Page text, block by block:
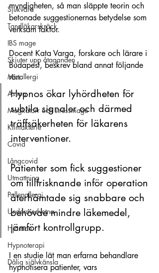
Sjukvård
Tandläkarskräck
IBS mage
Skjuter upp åtaganden
Matallergi
Astma
Magkatarr och stressmage
Klimakterie
Covid
Långcovid
Utmattning
Pollenallergi
Undermedvetna
Hjärnan
Hypnoterapi
Dålig självkänsla
myndigheten, så man släppte teorin och
betonade suggestionernas betydelse som
verksam faktor.
Docent Kata Varga, forskare och lärare i
Budapest, beskrev bland annat följande
rön:
Hypnos ökar lyhördheten för
subtila signaler och därmed
träffsäkerheten för läkarens
interventioner.
Patienter som fick suggestioner
om tillfrisknande inför operation
återhämtade sig snabbare och
behövde mindre läkemedel,
jämfört kontrollgrupp.
I en studie lät man erfarna behandlare
hypnotisera patienter, vars